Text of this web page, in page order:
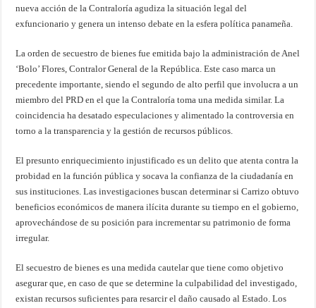
nueva acción de la Contraloría agudiza la situación legal del
exfuncionario y genera un intenso debate en la esfera política panameña.
La orden de secuestro de bienes fue emitida bajo la administración de Anel
‘Bolo’ Flores, Contralor General de la República. Este caso marca un
precedente importante, siendo el segundo de alto perfil que involucra a un
miembro del PRD en el que la Contraloría toma una medida similar. La
coincidencia ha desatado especulaciones y alimentado la controversia en
torno a la transparencia y la gestión de recursos públicos.
El presunto enriquecimiento injustificado es un delito que atenta contra la
probidad en la función pública y socava la confianza de la ciudadanía en
sus instituciones. Las investigaciones buscan determinar si Carrizo obtuvo
beneficios económicos de manera ilícita durante su tiempo en el gobierno,
aprovechándose de su posición para incrementar su patrimonio de forma
irregular.
El secuestro de bienes es una medida cautelar que tiene como objetivo
asegurar que, en caso de que se determine la culpabilidad del investigado,
existan recursos suficientes para resarcir el daño causado al Estado. Los